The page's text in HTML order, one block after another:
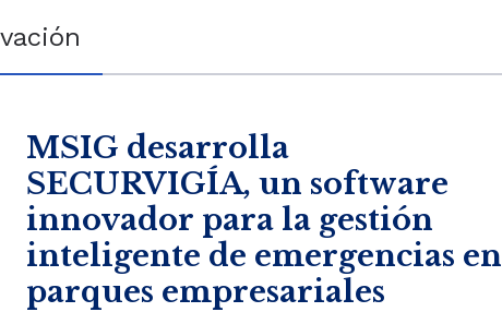
MSIG desarrolla
SECURVIGÍA, un software
innovador para la gestión
inteligente de emergencias en
parques empresariales